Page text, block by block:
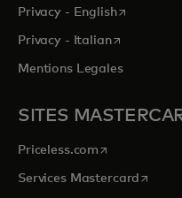
Privacy - Englishs’ouvre
Privacy - Italians’ouvre
Mentions Legales
SITES
Priceless.com s’ouvre dans
Services Mastercard